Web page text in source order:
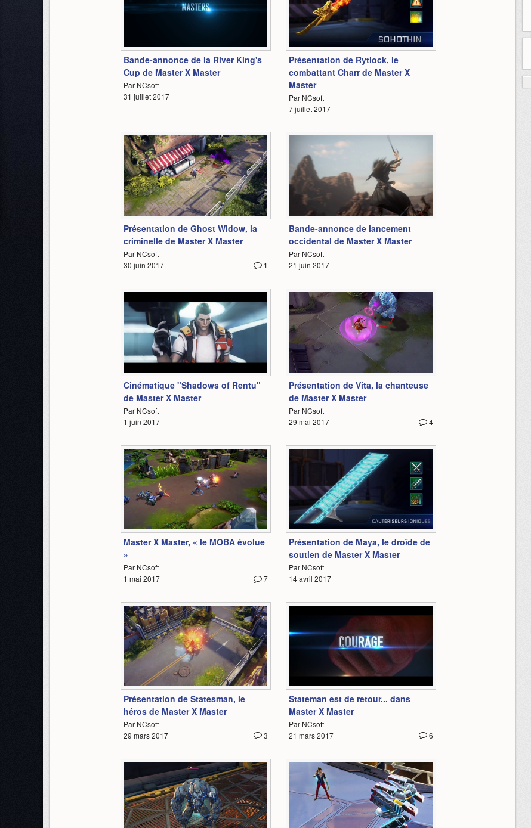
Bande-annonce de la River King's
Cup de Master X Master
Par NCsoft
31 juillet 2017
4:01
Présentation de Rytlock, le
combattant Charr de Master X
Master
Par NCsoft
7 juillet 2017
4:21
Présentation de Ghost Widow, la
criminelle de Master X Master
Par NCsoft
1
30 juin 2017
1:14
Bande-annonce de lancement
occidental de Master X Master
Par NCsoft
21 juin 2017
6:32
Cinématique "Shadows of Rentu"
de Master X Master
Par NCsoft
1 juin 2017
Présentation de Vita, la chanteuse
de Master X Master
Par NCsoft
4
29 mai 2017
0:53
Master X Master, « le MOBA évolue
»
Par NCsoft
7
1 mai 2017
4:20
Présentation de Maya, le droïde de
soutien de Master X Master
Par NCsoft
14 avril 2017
4:40
Présentation de Statesman, le
héros de Master X Master
Par NCsoft
3
29 mars 2017
Stateman est de retour... dans
Master X Master
Par NCsoft
6
21 mars 2017